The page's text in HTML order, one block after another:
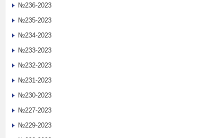
№236-2023
№235-2023
№234-2023
№233-2023
№232-2023
№231-2023
№230-2023
№227-2023
№229-2023